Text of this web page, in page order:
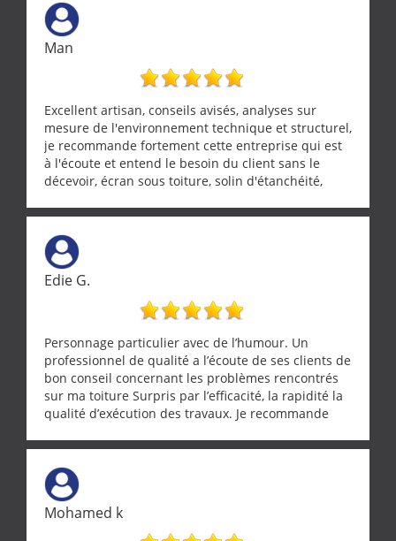
Man
Excellent artisan, conseils avisés, analyses sur
mesure de l'environnement technique et structurel,
je recommande fortement cette entreprise qui est
à l'écoute et entend le besoin du client sans le
décevoir, écran sous toiture, solin d'étanchéité,
récupérateur d'eau, tout a été parfaitement mis en
œuvre sans besoin d'y revenir. confiance assurée.
Edie G.
Personnage particulier avec de l’humour. Un
professionnel de qualité a l’écoute de ses clients de
bon conseil concernant les problèmes rencontrés
sur ma toiture Surpris par l’efficacité, la rapidité la
qualité d’exécution des travaux. Je recommande
Mohamed k